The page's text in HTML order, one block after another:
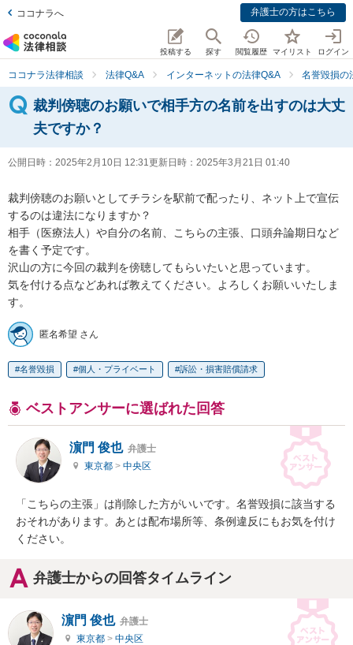
ココナラへ 弁護士の方はこちら
投稿する 探す 閲覧履歴 マイリスト ログイン
ココナラ法律相談 法律Q&A インターネットの法律Q&A 名誉毀損の
裁判傍聴のお願いで相手方の名前を出すのは大丈
夫ですか？
公開日時： 2025年2月10日 12:31更新日時： 2025年3月21日 01:40
裁判傍聴のお願いとしてチラシを駅前で配ったり、ネット上で宣伝
するのは違法になりますか？
相手（医療法人）や自分の名前、こちらの主張、口頭弁論期日など
を書く予定です。
沢山の方に今回の裁判を傍聴してもらいたいと思っています。
気を付ける点などあれば教えてください。よろしくお願いいたしま
す。
匿名希望 さん
名誉毀損 個人・プライベート 訴訟・損害賠償請求
ベストアンサーに選ばれた回答
濵門 俊也 弁護士
東京都 > 中央区
「こちらの主張」は削除した方がいいです。名誉毀損に該当する
おそれがあります。あとは配布場所等、条例違反にもお気を付け
ください。
弁護士からの回答タイムライン
濵門 俊也 弁護士
東京都 > 中央区